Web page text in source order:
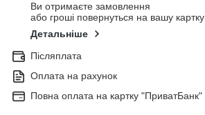
Ви отримаєте замовлення
або гроші повернуться на вашу картку
Детальніше
Післяплата
Оплата на рахунок
Повна оплата на картку "ПриватБанк"